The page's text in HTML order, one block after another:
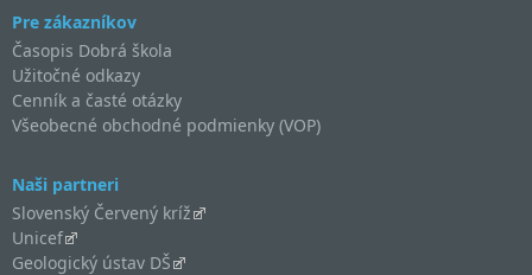
Pre zákazníkov
Časopis Dobrá škola
Užitočné odkazy
Cenník a časté otázky
Všeobecné obchodné podmienky (VOP)
Naši partneri
Slovenský Červený kríž
Unicef
Geologický ústav DŠ